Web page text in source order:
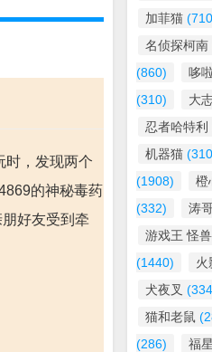
时，发现两个
的神秘毒药
好友受到牵
加菲猫
名侦探柯南
(860)
哆
(310)
大
忍者哈特
机器猫
(1908)
橙
(332)
涛
游戏王 怪
(1440)
火
犬夜叉
猫和老鼠
(286)
福